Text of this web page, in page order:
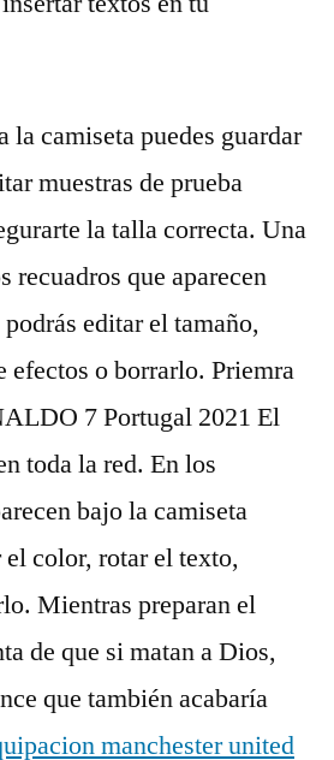
la camiseta puedes guardar
muestras de prueba
la talla correcta. Una
recuadros que aparecen
editar el tamaño,
efectos o borrarlo. Priemra
7 Portugal 2021 El
toda la red. En los
bajo la camiseta
color, rotar el texto,
Mientras preparan el
de que si matan a Dios,
que también acabaría
manchester united